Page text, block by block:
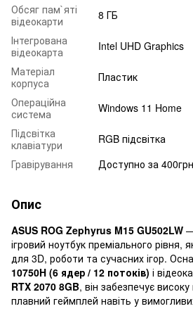
Обсяг пам`яті
відеокарти
8 ГБ
Інтегрована
відеокарта
Intel UHD Graphics
Матеріал
корпуса
Пластик
Операційна
система
Windows 11 Home
Підсвітка
клавіатури
RGB підсвітка
Гравірування
Доступно за 400грн
Опис
ASUS ROG Zephyrus M15 GU502LW
ігровий ноутбук преміального рівня,
для 3D, роботи та сучасних ігор.
10750H (6 ядер / 12 потоків) і
RTX 2070 8GB, він забезпечує високу
плавний геймплей навіть у